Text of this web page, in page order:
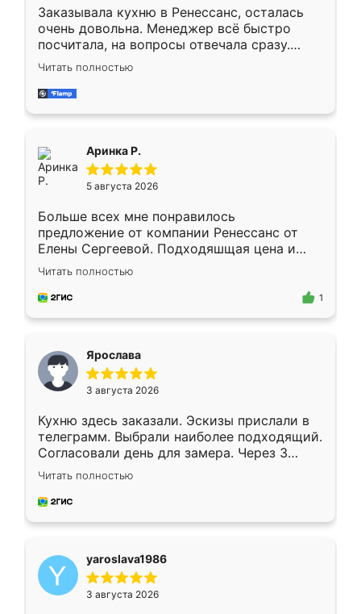
Заказывала кухню в Ренессанс, осталась
очень довольна. Менеджер всё быстро
посчитала, на вопросы отвечала сразу.
Замерщик приехал в субботу, подошёл к
делу со всей ответственностью. Собрали
за день, ребята работали аккуратно, даже
Читать полностью
Аринка Р.
5 августа 2026
Больше всех мне понравилось
предложение от компании Ренессанс от
Елены Сергеевой. Подходяшщая цена и
короткие сроки изготовления. Приехавший
для замера сотрудник Владислав
предложил по моему эскизу самый
Читать полностью
1
Ярослава
3 августа 2026
Кухню здесь заказали. Эскизы прислали в
телеграмм. Выбрали наиболее подходящий.
Согласовали день для замера. Через 3
недели кухня была уже готова. Остались
довольны работой. Спасибо Ренессанс
мебель за качественную работу!
Читать полностью
yaroslava1986
3 августа 2026